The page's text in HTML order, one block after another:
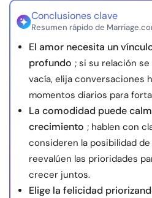
Conclusiones clave
Resumen rápido de
El amor necesita un
profundo ; si su relación
vacía, elija conversaciones
momentos diarios para
La comodidad puede
crecimiento ; hablen con
consideren la posibilidad
reevalúen las prioridades
crecer juntos.
Elige la felicidad